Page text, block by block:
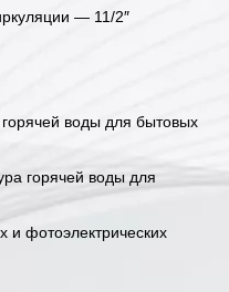
— 11/2″
воды для бытовых
горячей воды для
и фотоэлектрических